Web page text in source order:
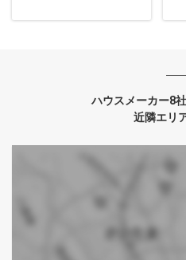
ハウスメーカー8
近隣エリ